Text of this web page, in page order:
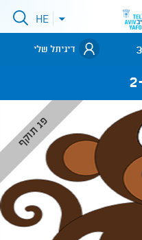
פתיחתHE
דיגיתל שלי
פג תוקף